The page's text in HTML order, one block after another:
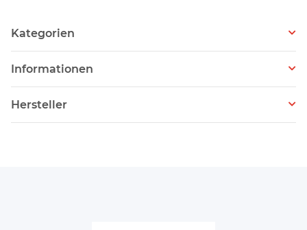
Kategorien
Informationen
Hersteller